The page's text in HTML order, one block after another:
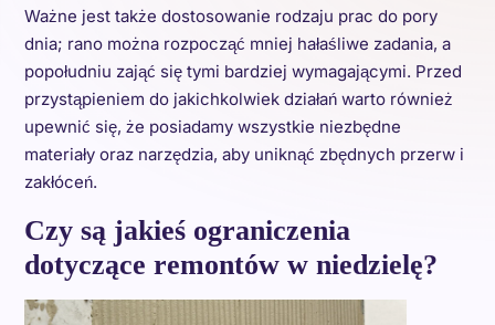
Ważne jest także dostosowanie rodzaju prac do pory
dnia; rano można rozpocząć mniej hałaśliwe zadania, a
popołudniu zająć się tymi bardziej wymagającymi. Przed
przystąpieniem do jakichkolwiek działań warto również
upewnić się, że posiadamy wszystkie niezbędne
materiały oraz narzędzia, aby uniknąć zbędnych przerw i
zakłóceń.
Czy są jakieś ograniczenia
dotyczące remontów w niedzielę?